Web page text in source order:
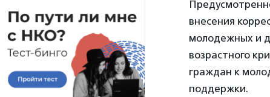
внесения
молодежных и
возрастного
граждан к
поддержки.